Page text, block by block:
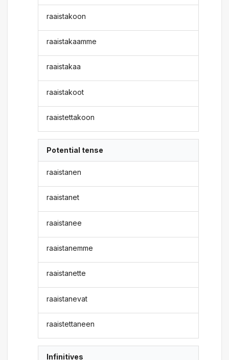
raaistakoon
raaistakaamme
raaistakaa
raaistakoot
raaistettakoon
Potential tense
raaistanen
raaistanet
raaistanee
raaistanemme
raaistanette
raaistanevat
raaistettaneen
Infinitives